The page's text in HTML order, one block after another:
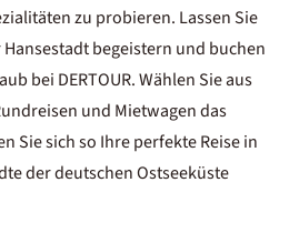
zu probieren. Lassen Sie
begeistern und buchen
bei DERTOUR. Wählen Sie aus
und Mietwagen das
Sie sich so Ihre perfekte Reise in
der deutschen Ostseeküste